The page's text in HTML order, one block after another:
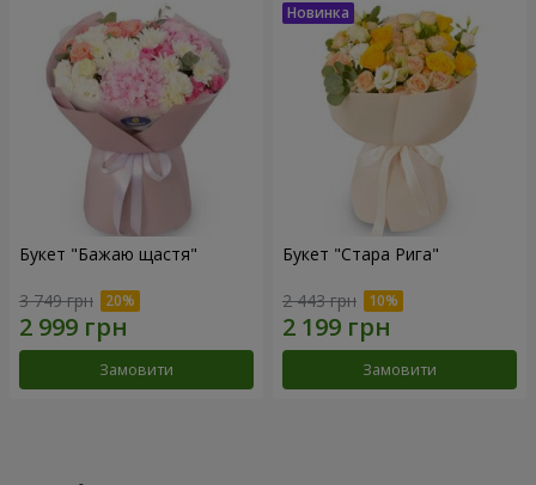
Букет "Бажаю щастя"
3 749 грн
Замовити
Букет "Стара Рига"
2 443 грн
Замовити